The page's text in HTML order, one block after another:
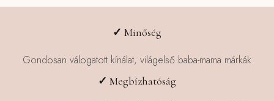
✓ Minőség
Gondosan válogatott kínálat, világelső baba-mama márkák
✓ Megbízhatóság